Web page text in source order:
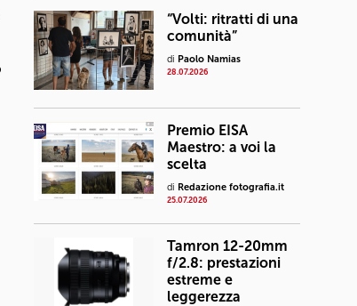
“Volti: ritratti di una
comunità”
di Paolo Namias
28.07.2026
Premio EISA
Maestro: a voi la
scelta
di Redazione fotografia.it
25.07.2026
Tamron 12-20mm
f/2.8: prestazioni
estreme e
leggerezza